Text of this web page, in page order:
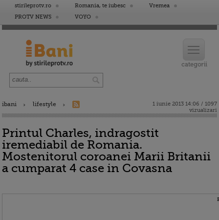
stirileprotv.ro Romania, te iubesc
Vremea
PROTV NEWS
VOYO
ibani lifestyle
1 iunie 2013 14:06 / 1097
vizualizari
Printul Charles, indragostit
iremediabil de Romania.
Mostenitorul coroanei Marii Britanii
a cumparat 4 case in Covasna